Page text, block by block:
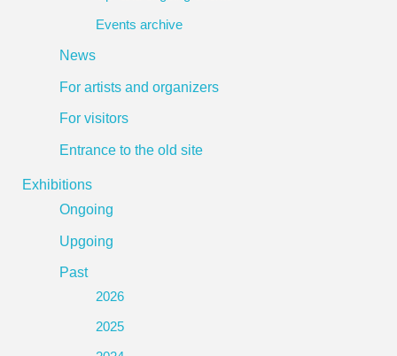
Events archive
News
For artists and organizers
For visitors
Entrance to the old site
Exhibitions
Ongoing
Upgoing
Past
2026
2025